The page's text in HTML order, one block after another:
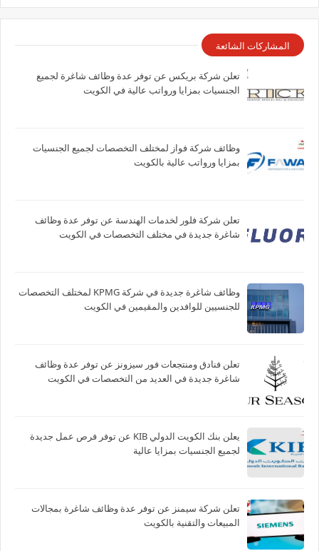
المشاركات الشائعة
تعلن شركة بريكس عن توفر عدة وظائف شاغرة لجميع
الجنسيات بمزايا ورواتب عالية في الكويت
وظائف شركة فواز لمختلف التخصصات لجميع الجنسيات
بمزايا ورواتب عالية بالكويت
تعلن شركة فلور لخدمات الهندسة عن توفر عدة وظائف
شاغرة جديدة في مختلف التخصصات في الكويت
وظائف شاغرة جديدة في شركة ‏KPMG لمختلف التخصصات
للجنسيين للوافدين والمقيمين في الكويت
تعلن فنادق ومنتجعات فور سيزونز‏ عن توفر عدة وظائف
شاغرة جديدة في العديد من التخصصات في الكويت
يعلن بنك الكويت الدولي KIB عن توفر فرص عمل جديدة
لجميع الجنسيات بمزايا عالية
تعلن شركة سيمنز عن توفر عدة وظائف شاغرة بمجالات
المبيعات والتقنية بالكويت